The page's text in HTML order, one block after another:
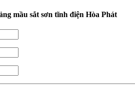
mầu sắt sơn tĩnh điện Hòa Phát